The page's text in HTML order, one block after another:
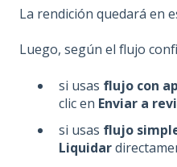
La rendición quedará en
Luego, según el flujo
si usas flujo con
clic en Enviar a
si usas flujo
Liquidar